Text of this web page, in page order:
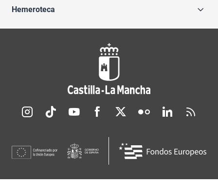
Hemeroteca
Redes sociales JCCM